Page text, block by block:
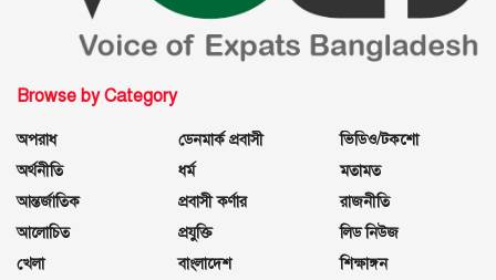
Browse by Category
অপরাধ
অর্থনীতি
আন্তর্জাতিক
আলোচিত
খেলা
ডেনমার্ক প্রবাসী
ধর্ম
প্রবাসী কর্ণার
প্রযুক্তি
বাংলাদেশ
ভিডিও/টকশো
মতামত
রাজনীতি
লিড নিউজ
শিক্ষাঙ্গন